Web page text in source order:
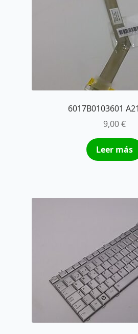
6017B0103601
9,00€
Leer más